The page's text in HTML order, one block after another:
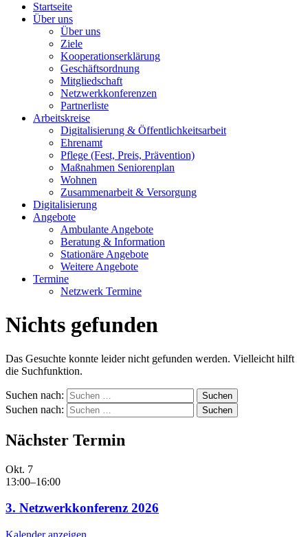
Startseite
Über uns
Über uns
Ziele
Kooperationserklärung
Geschäftsordnung
Mitgliedschaft
Netzwerkkonferenzen
Partnerliste
Arbeitskreise
Digitalisierung & Öffentlichkeitsarbeit
Ehrenamt
Pflege (Fest, Preis, Prävention)
Maßnahmen Seniorenplan
Wohnen
Zusammenarbeit & Versorgung
Digitalisierung
Angebote
Ambulante Angebote
Beratung & Information
Stationäre Angebote
Weitere Angebote
Termine
Netzwerk Termine
Nichts gefunden
Das Gesuchte konnte leider nicht gefunden werden. Vielleicht hilft
die Suchfunktion.
Suchen nach:
Suchen nach:
Nächster Termin
Okt. 7
13:00–16:00
3. Netzwerkkonferenz 2026